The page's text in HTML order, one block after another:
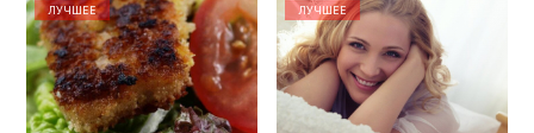
ЛУЧШЕЕ ЛУЧШЕЕ